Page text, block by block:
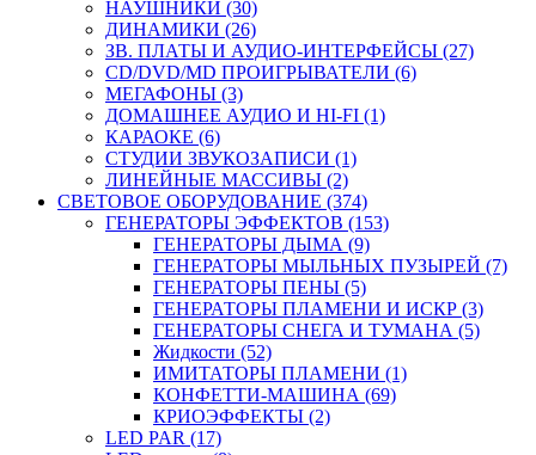
НАУШНИКИ (30)
ДИНАМИКИ (26)
ЗВ. ПЛАТЫ И АУДИО-ИНТЕРФЕЙСЫ (27)
CD/DVD/MD ПРОИГРЫВАТЕЛИ (6)
МЕГАФОНЫ (3)
ДОМАШНЕЕ АУДИО И HI-FI (1)
КАРАОКЕ (6)
СТУДИИ ЗВУКОЗАПИСИ (1)
ЛИНЕЙНЫЕ МАССИВЫ (2)
СВЕТОВОЕ ОБОРУДОВАНИЕ (374)
ГЕНЕРАТОРЫ ЭФФЕКТОВ (153)
ГЕНЕРАТОРЫ ДЫМА (9)
ГЕНЕРАТОРЫ МЫЛЬНЫХ ПУЗЫРЕЙ (7)
ГЕНЕРАТОРЫ ПЕНЫ (5)
ГЕНЕРАТОРЫ ПЛАМЕНИ И ИСКР (3)
ГЕНЕРАТОРЫ СНЕГА И ТУМАНА (5)
Жидкости (52)
ИМИТАТОРЫ ПЛАМЕНИ (1)
КОНФЕТТИ-МАШИНА (69)
КРИОЭФФЕКТЫ (2)
LED PAR (17)